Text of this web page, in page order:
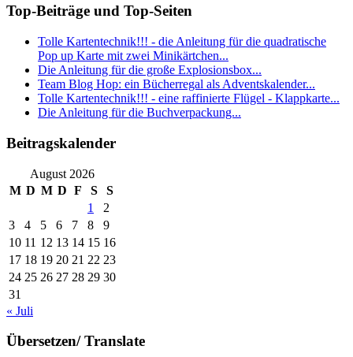
Top-Beiträge und Top-Seiten
Tolle Kartentechnik!!! - die Anleitung für die quadratische
Pop up Karte mit zwei Minikärtchen...
Die Anleitung für die große Explosionsbox...
Team Blog Hop: ein Bücherregal als Adventskalender...
Tolle Kartentechnik!!! - eine raffinierte Flügel - Klappkarte...
Die Anleitung für die Buchverpackung...
Beitragskalender
August 2026
M D M D F S
S
1
2
3
4 5 6 7 8
9
10 11 12 13 14 15 16
17 18 19 20 21 22 23
24 25 26 27 28 29 30
31
« Juli
Übersetzen/ Translate